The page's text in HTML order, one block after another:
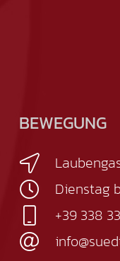
BEWEGUNG
Dienstag
+39 338